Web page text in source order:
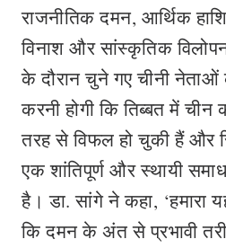
राजनीतिक दमन, आर्थिक
विनाश और सांस्कृतिक
के दौरान चुने गए चीनी नेताओं
करनी होगी कि तिब्बत में चीन
तरह से विफल हो चुकी हैं और
एक शांतिपूर्ण और स्थायी
है। डा. सांगे ने कहा, ‘हमारा
कि दमन के अंत से प्रभावी